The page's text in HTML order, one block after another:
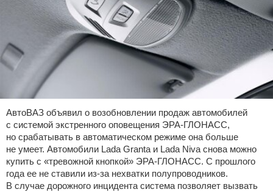
АвтоВАЗ объявил о возобновлении продаж автомобилей
с системой экстренного оповещения ЭРА-ГЛОНАСС,
но срабатывать в автоматическом режиме она больше
не умеет. Автомобили Lada Granta и Lada Niva снова можно
купить с «тревожной кнопкой» ЭРА-ГЛОНАСС. С прошлого
года ее не ставили из-за нехватки полупроводников.
В случае дорожного инцидента система позволяет вызвать